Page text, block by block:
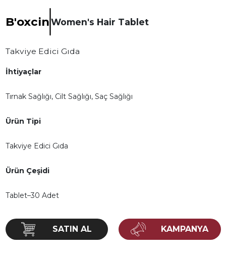
B'oxcinWomen's Hair Tablet
Takviye Edici Gıda
İhtiyaçlar
Tırnak Sağlığı, Cilt Sağlığı, Saç Sağlığı
Ürün Tipi
Takviye Edici Gıda
Ürün Çeşidi
Tablet–30 Adet
SATIN AL KAMPANYA